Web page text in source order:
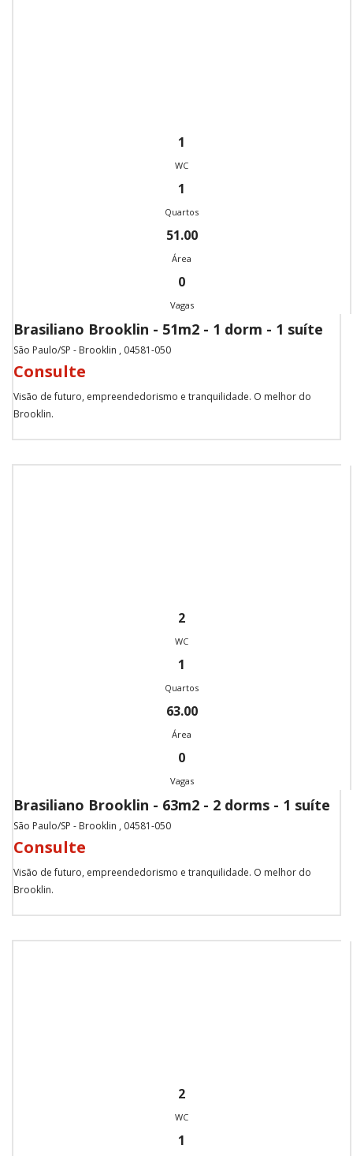
1
WC
1
Quartos
51.00
Área
0
Vagas
Brasiliano Brooklin - 51m2 - 1 dorm - 1 suíte
São Paulo/SP - Brooklin , 04581-050
Consulte
Visão de futuro, empreendedorismo e tranquilidade. O melhor do
Brooklin.
2
WC
1
Quartos
63.00
Área
0
Vagas
Brasiliano Brooklin - 63m2 - 2 dorms - 1 suíte
São Paulo/SP - Brooklin , 04581-050
Consulte
Visão de futuro, empreendedorismo e tranquilidade. O melhor do
Brooklin.
2
WC
1